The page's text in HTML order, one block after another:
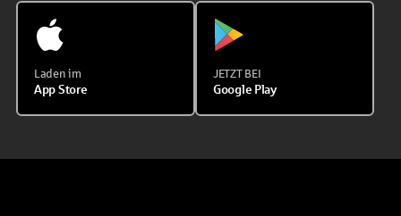
Laden im
App Store
JETZT BEI
Google Play